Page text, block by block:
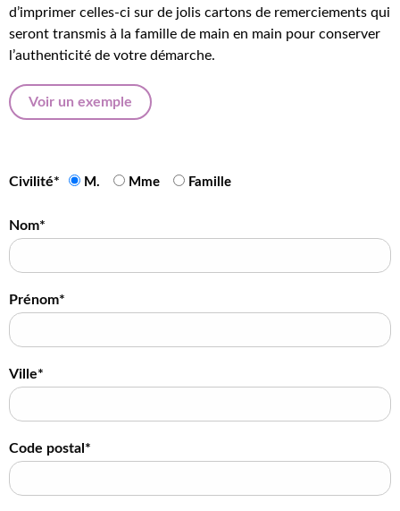
d’imprimer celles-ci sur de jolis cartons de remerciements qui
seront transmis à la famille de main en main pour conserver
l’authenticité de votre démarche.
Voir un exemple
Civilité* M. Mme Famille
Nom*
Prénom*
Ville*
Code postal*